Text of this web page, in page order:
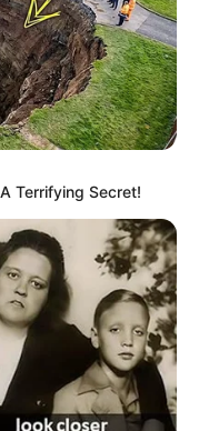
Terrifying Secret!